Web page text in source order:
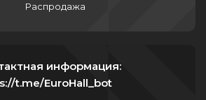
Распродажа
информация:
t.me/EuroHall_bot